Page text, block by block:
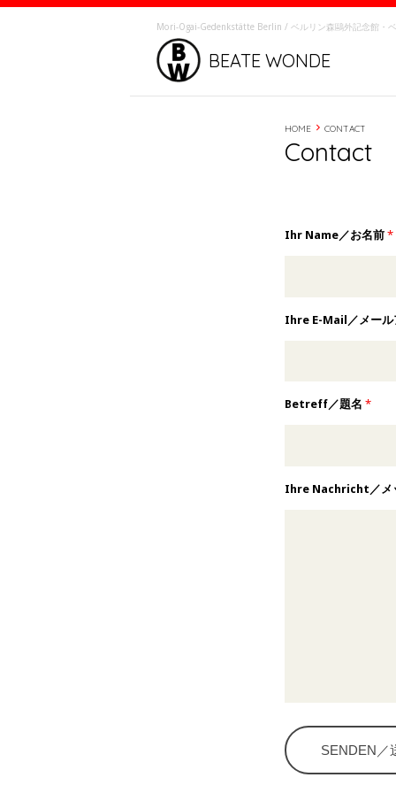
Mori-Ôgai-Gedenkstätte Berlin / ベルリン森鷗外記念館・
BEATE WONDE
HOME CONTACT
Contact
Ihr Name／お名前 *
Ihre E-Mail／メール
Betreff／題名 *
Ihre Nachricht／メ